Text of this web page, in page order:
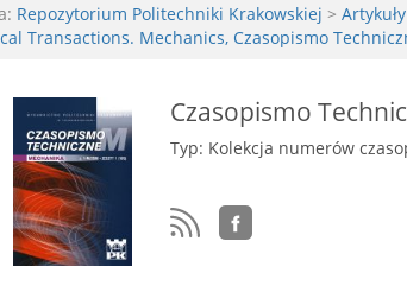
Repozytorium Politechniki Krakowskiej >
Transactions. Mechanics, Czasopismo
Czasopismo
Typ: Kolekcja numerów